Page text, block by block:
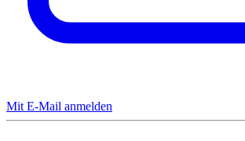
Mit E-Mail anmelden